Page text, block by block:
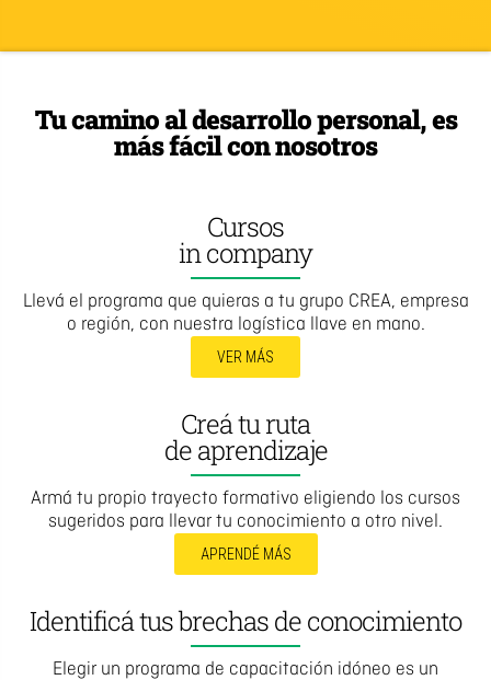
Tu camino al desarrollo personal, es
más fácil con nosotros
Cursos
in company
Llevá el programa que quieras a tu grupo CREA, empresa
o región, con nuestra logística llave en mano.
VER MÁS
Creá tu ruta
de aprendizaje
Armá tu propio trayecto formativo eligiendo los cursos
sugeridos para llevar tu conocimiento a otro nivel.
APRENDÉ MÁS
Identificá tus brechas de conocimiento
Elegir un programa de capacitación idóneo es un